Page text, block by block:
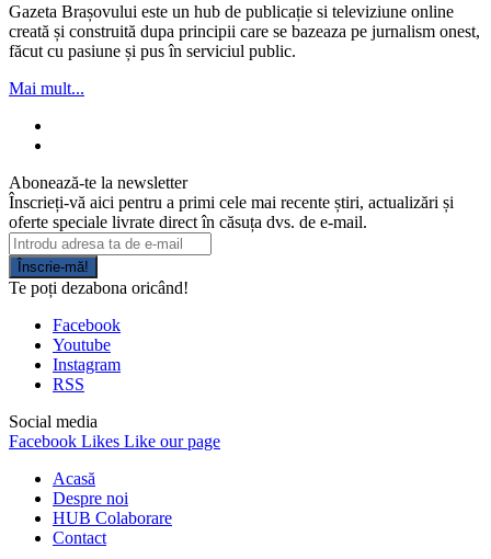
Gazeta Brașovului este un hub de publicație si televiziune online
creată și construită dupa principii care se bazeaza pe jurnalism onest,
făcut cu pasiune și pus în serviciul public.
Mai mult...
Abonează-te la newsletter
Înscrieți-vă aici pentru a primi cele mai recente știri, actualizări și
oferte speciale livrate direct în căsuța dvs. de e-mail.
Înscrie-mă!
Te poți dezabona oricând!
Facebook
Youtube
Instagram
RSS
Social media
Facebook Likes Like our page
Acasă
Despre noi
HUB Colaborare
Contact